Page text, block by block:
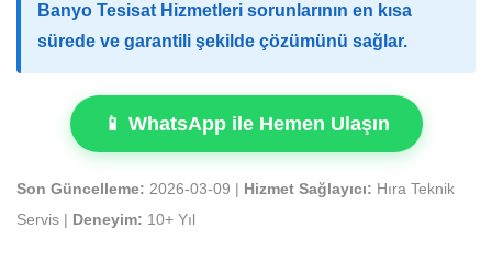
Banyo Tesisat Hizmetleri sorunlarının en kısa
sürede ve garantili şekilde çözümünü sağlar.
📱 WhatsApp ile Hemen Ulaşın
Son Güncelleme: 2026-03-09 | Hizmet Sağlayıcı: Hıra Teknik
Servis |
Deneyim: 10+ Yıl